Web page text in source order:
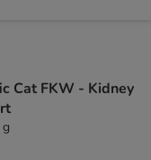
Cat FKW - Kidney